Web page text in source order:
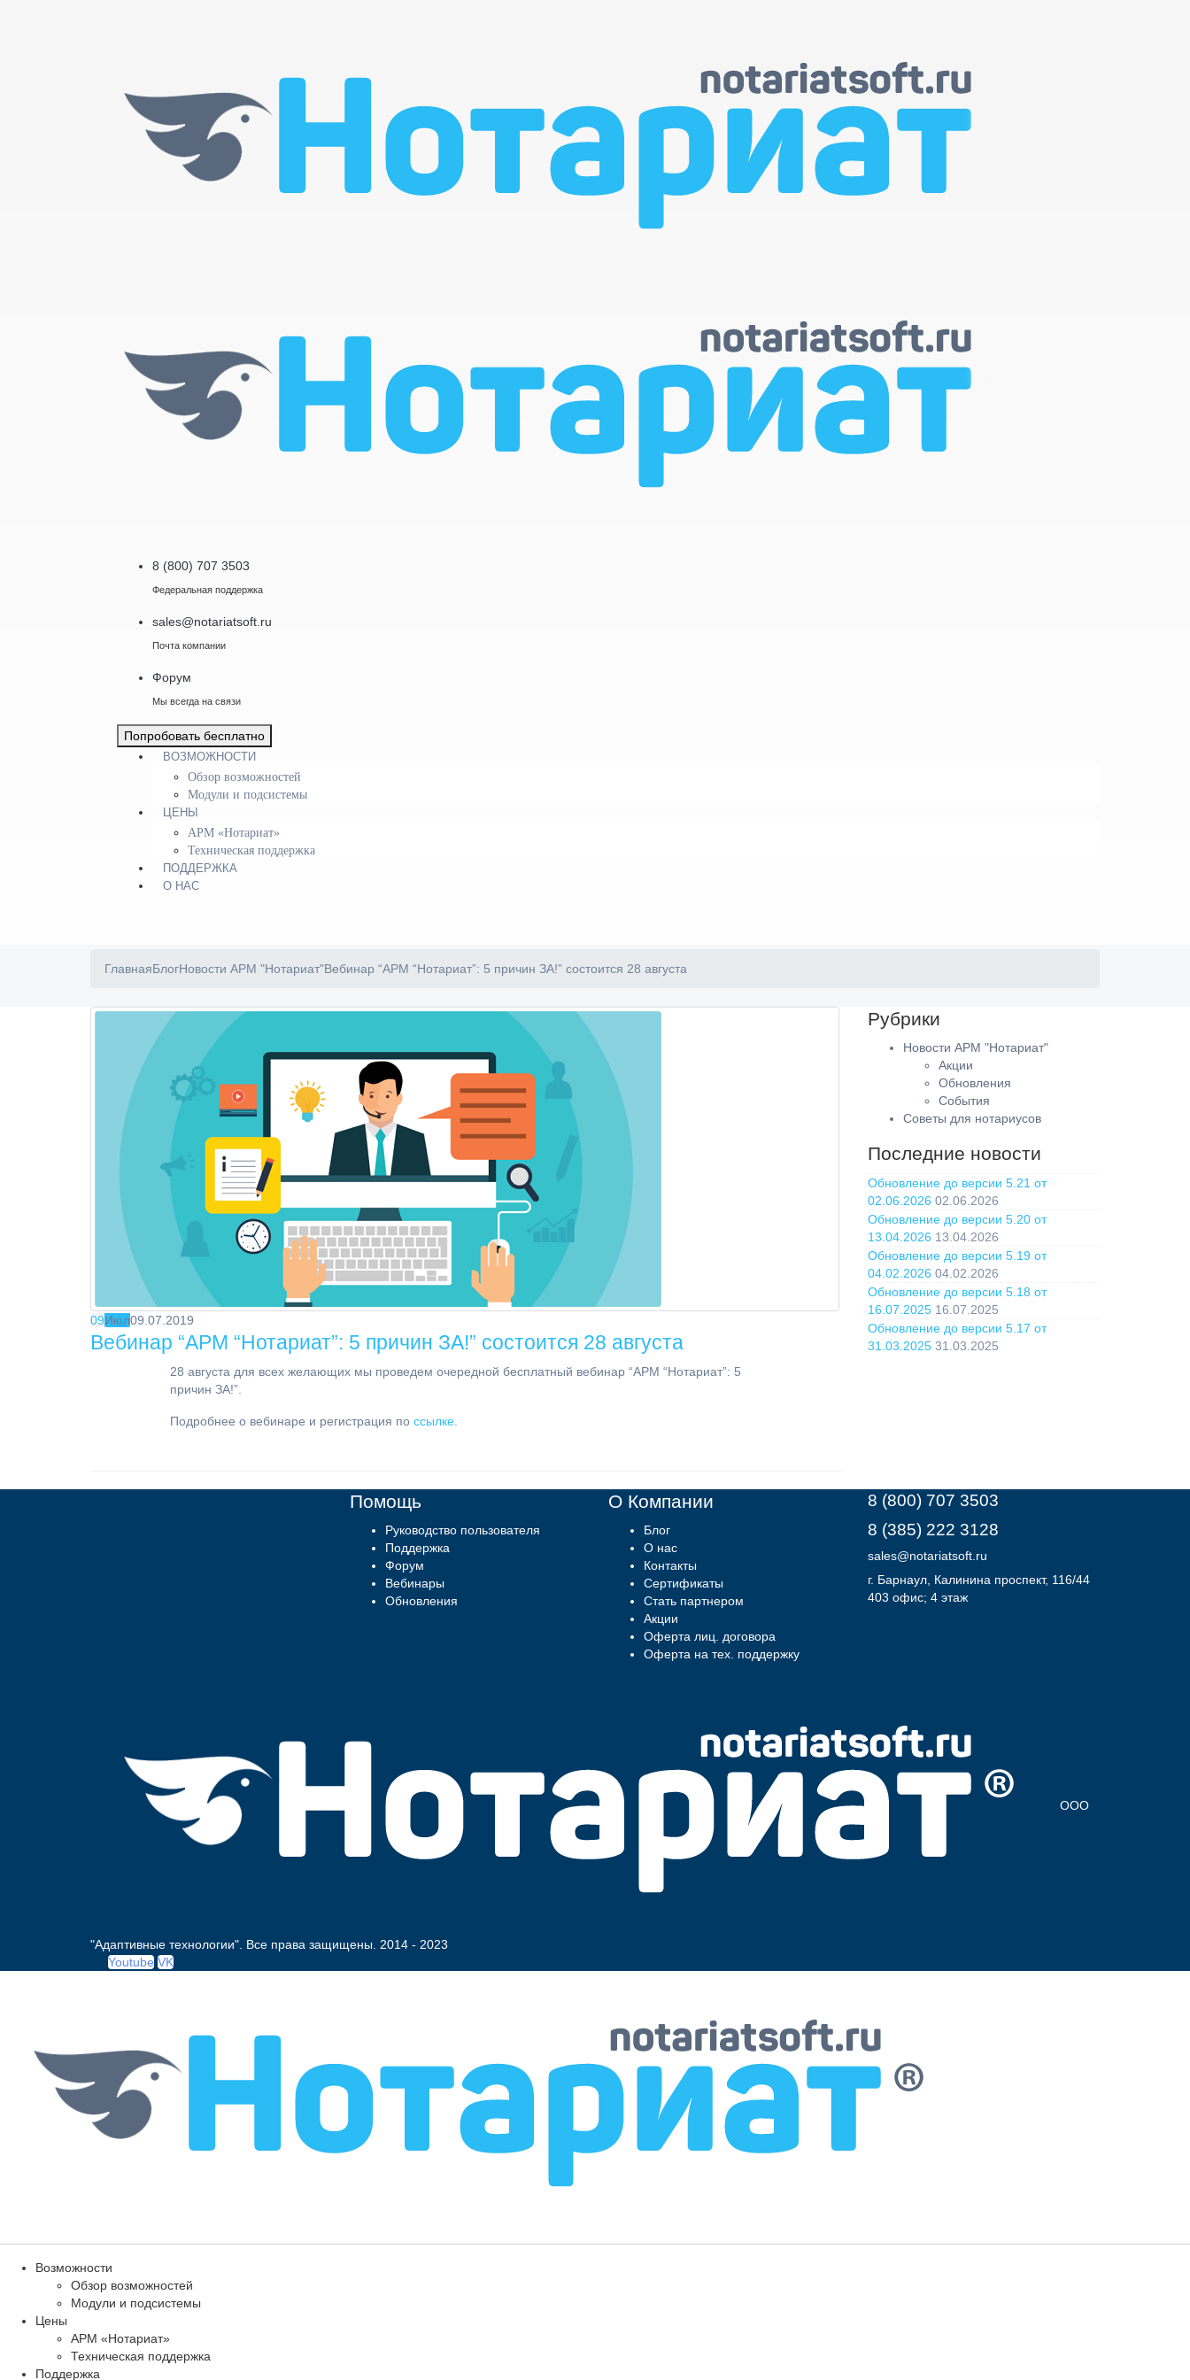
8 (800) 707 3503
Федеральная поддержка
sales@notariatsoft.ru
Почта компании
Форум
Мы всегда на связи
Попробовать бесплатно
ВОЗМОЖНОСТИ
Обзор возможностей
Модули и подсистемы
ЦЕНЫ
АРМ «Нотариат»
Техническая поддержка
ПОДДЕРЖКА
О НАС
ГлавнаяБлогНовости АРМ "Нотариат"Вебинар “АРМ “Нотариат”: 5 причин ЗА!” состоится 28 августа
09Июл09.07.2019
Вебинар “АРМ “Нотариат”: 5 причин ЗА!” состоится 28 августа
28 августа для всех желающих мы проведем очередной бесплатный вебинар “АРМ “Нотариат”: 5
причин ЗА!”.
Подробнее о вебинаре и регистрация по ссылке
Рубрики
Новости АРМ "Нотариат"
Акции
Обновления
События
Советы для нотариусов
Последние новости
Обновление до версии 5.21 от
02.06.2026 02.06.2026
Обновление до версии 5.20 от
13.04.2026 13.04.2026
Обновление до версии 5.19 от
04.02.2026 04.02.2026
Обновление до версии 5.18 от
16.07.2025 16.07.2025
Обновление до версии 5.17 от
31.03.2025 31.03.2025
Помощь
Руководство пользователя
Поддержка
Форум
Вебинары
Обновления
О Компании
Блог
О нас
Контакты
Сертификаты
Стать партнером
Акции
Оферта лиц. договора
Оферта на тех. поддержку
8 (800) 707 3503
8 (385) 222 3128
sales@notariatsoft.ru
г. Барнаул, Калинина проспект, 116/44
403 офис; 4 этаж
ООО
"Адаптивные технологии". Все права защищены. 2014 - 2023
Youtube VK
Возможности
Обзор возможностей
Модули и подсистемы
Цены
АРМ «Нотариат»
Техническая поддержка
Поддержка